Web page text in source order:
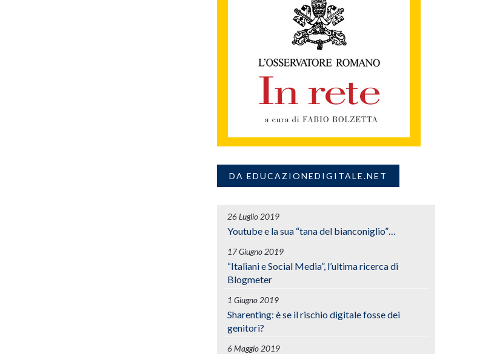
DA EDUCAZIONEDIGITALE.NET
26 Luglio 2019
Youtube e la sua “tana del bianconiglio”…
17 Giugno 2019
“Italiani e Social Media”, l’ultima ricerca di
Blogmeter
1 Giugno 2019
Sharenting: è se il rischio digitale fosse dei
genitori?
6 Maggio 2019